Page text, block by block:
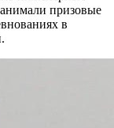
призовые
в